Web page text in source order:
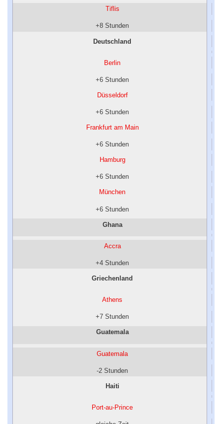
Tiflis
+8 Stunden
Deutschland
Berlin
+6 Stunden
Düsseldorf
+6 Stunden
Frankfurt am Main
+6 Stunden
Hamburg
+6 Stunden
München
+6 Stunden
Ghana
Accra
+4 Stunden
Griechenland
Athens
+7 Stunden
Guatemala
Guatemala
-2 Stunden
Haiti
Port-au-Prince